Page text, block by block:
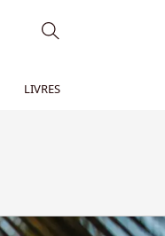
LIVRES